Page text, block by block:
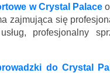
w Crystal Palace
zajmująca się
profesjonalny
do Crystal